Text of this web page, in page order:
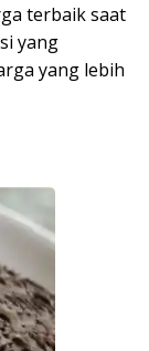
terbaik saat
yang
yang lebih